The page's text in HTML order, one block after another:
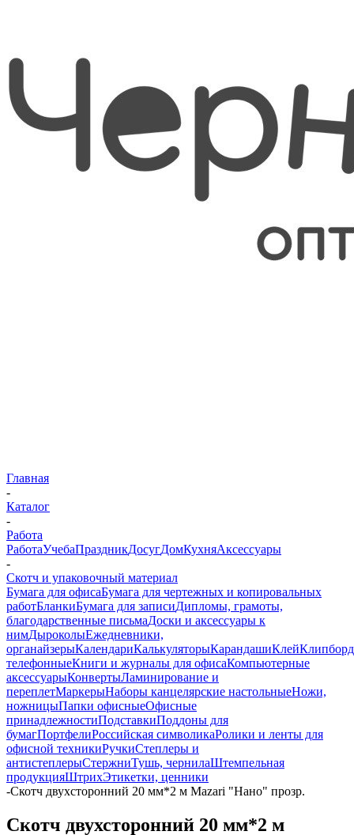
Главная
-
Каталог
-
Работа
РаботаУчебаПраздникДосугДомКухняАксессуары
-
Скотч и упаковочный материал
Бумага для офисаБумага для чертежных и копировальных
работБланкиБумага для записиДипломы, грамоты,
благодарственные письмаДоски и аксессуары к
нимДыроколыЕжедневники,
органайзерыКалендариКалькуляторыКарандашиКлей
телефонныеКниги и журналы для офисаКомпьютерные
аксессуарыКонвертыЛаминирование и
переплетМаркерыНаборы канцелярские настольныеНожи,
ножницыПапки офисныеОфисные
принадлежностиПодставкиПоддоны для
бумагПортфелиРоссийская символикаРолики и ленты для
офисной техникиРучкиСтеплеры и
антистеплерыСтержниТушь, чернилаШтемпельная
продукцияШтрихЭтикетки, ценники
-Скотч двухсторонний 20 мм*2 м Mazari "Нано" прозр.
Скотч двухсторонний 20 мм*2 м